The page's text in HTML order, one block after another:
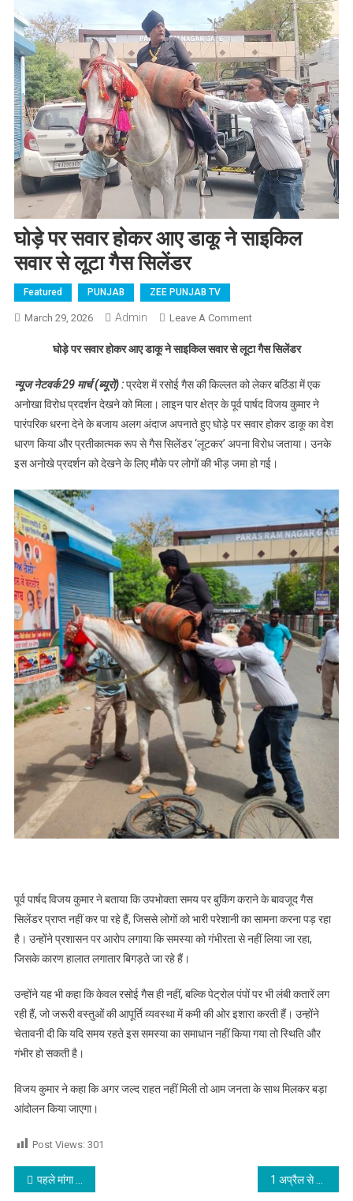
घोड़े पर सवार होकर आए डाकू ने साइकिल
सवार से लूटा गैस सिलेंडर
Featured PUNJAB ZEE PUNJAB TV
March 29, 2026 Admin Leave A CommentOn घोड़े पर सवार होकर
से लूटा गैस सिलेंडर
घोड़े पर सवार होकर आए डाकू ने साइकिल सवार से लूटा गैस सिलेंडर
न्यूज नेटवर्क 29 मार्च (ब्यूरो) :प्रदेश में रसोई गैस की किल्लत को लेकर बठिंडा में एक
अनोखा विरोध प्रदर्शन देखने को मिला। लाइन पार क्षेत्र के पूर्व पार्षद विजय कुमार ने
पारंपरिक धरना देने के बजाय अलग अंदाज अपनाते हुए घोड़े पर सवार होकर डाकू का वेश
धारण किया और प्रतीकात्मक रूप से गैस सिलेंडर ‘लूटकर’ अपना विरोध जताया। उनके
इस अनोखे प्रदर्शन को देखने के लिए मौके पर लोगों की भीड़ जमा हो गई।
पूर्व पार्षद विजय कुमार ने बताया कि उपभोक्ता समय पर बुकिंग कराने के बावजूद गैस
सिलेंडर प्राप्त नहीं कर पा रहे हैं, जिससे लोगों को भारी परेशानी का सामना करना पड़ रहा
है। उन्होंने प्रशासन पर आरोप लगाया कि समस्या को गंभीरता से नहीं लिया जा रहा,
जिसके कारण हालात लगातार बिगड़ते जा रहे हैं।
उन्होंने यह भी कहा कि केवल रसोई गैस ही नहीं, बल्कि पेट्रोल पंपों पर भी लंबी कतारें लग
रही हैं, जो जरूरी वस्तुओं की आपूर्ति व्यवस्था में कमी की ओर इशारा करती हैं। उन्होंने
चेतावनी दी कि यदि समय रहते इस समस्या का समाधान नहीं किया गया तो स्थिति और
गंभीर हो सकती है।
विजय कुमार ने कहा कि अगर जल्द राहत नहीं मिली तो आम जनता के साथ मिलकर बड़ा
आंदोलन किया जाएगा।
Post Views: 301
Post navigation
पहले मांगा मोबाइल फिर लेकर हुआ फरार, युवक को घसीटता ले गया आरोपी